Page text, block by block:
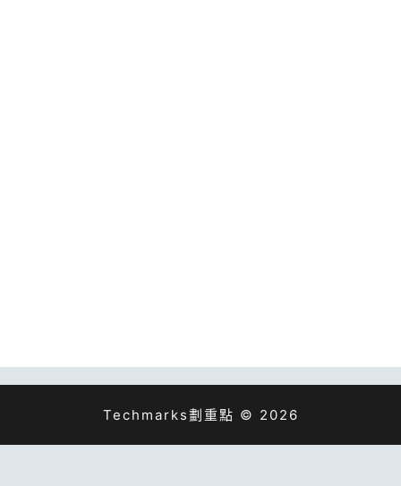
Techmarks劃重點 © 2026